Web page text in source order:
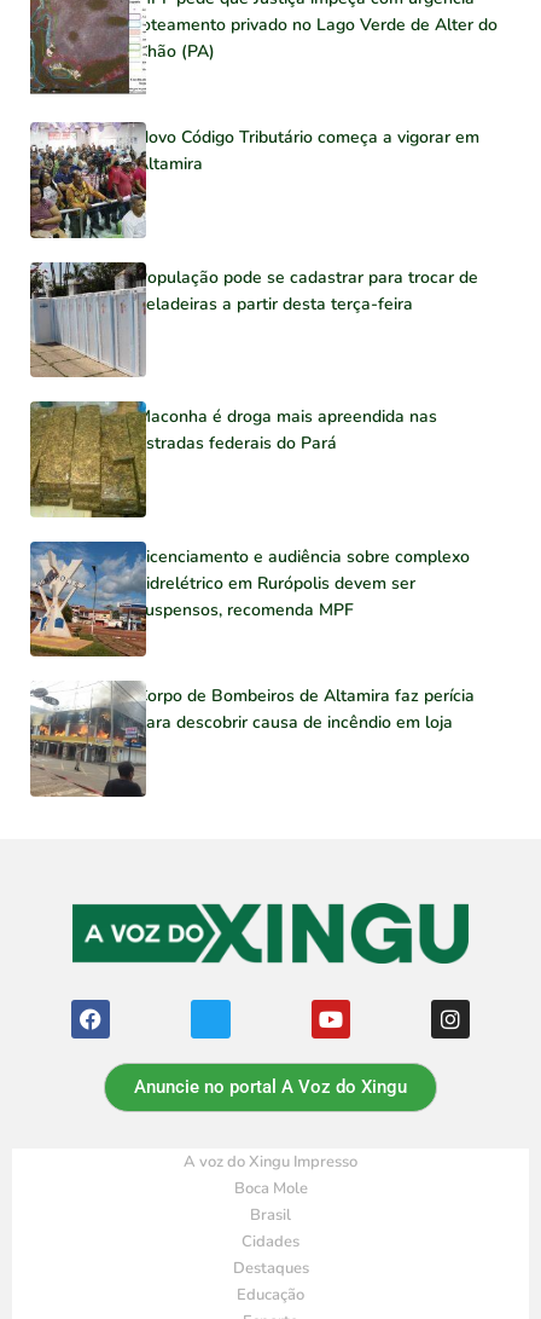
loteamento privado no Lago Verde de Alter do
Chão (PA)
Novo Código Tributário começa a vigorar em
Altamira
População pode se cadastrar para trocar de
geladeiras a partir desta terça-feira
Maconha é droga mais apreendida nas
estradas federais do Pará
Licenciamento e audiência sobre complexo
hidrelétrico em Rurópolis devem ser
suspensos, recomenda MPF
Corpo de Bombeiros de Altamira faz perícia
para descobrir causa de incêndio em loja
Anuncie no portal A Voz do Xingu
A voz do Xingu Impresso
Boca Mole
Brasil
Cidades
Destaques
Educação